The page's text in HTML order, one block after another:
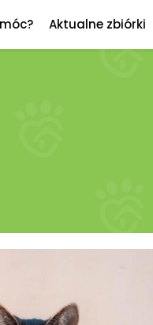
Aktualne zbiórki